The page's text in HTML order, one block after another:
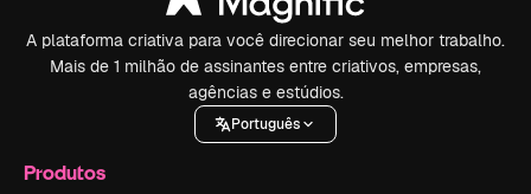
A plataforma criativa para você direcionar seu melhor trabalho.
Mais de 1 milhão de assinantes entre criativos, empresas,
agências e estúdios.
Português
Produtos